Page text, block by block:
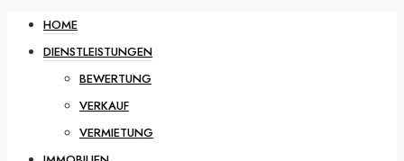
HOME
DIENSTLEISTUNGEN
BEWERTUNG
VERKAUF
VERMIETUNG